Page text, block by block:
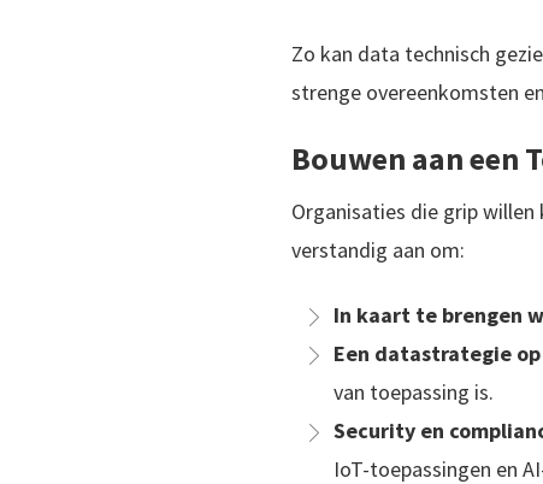
Zo kan data technisch
strenge overeenkomsten
Bouwen aan een
Organisaties die grip
verstandig aan om:
In kaart te brengen
Een datastrategie
van toepassing is.
Security en
IoT-toepassingen en